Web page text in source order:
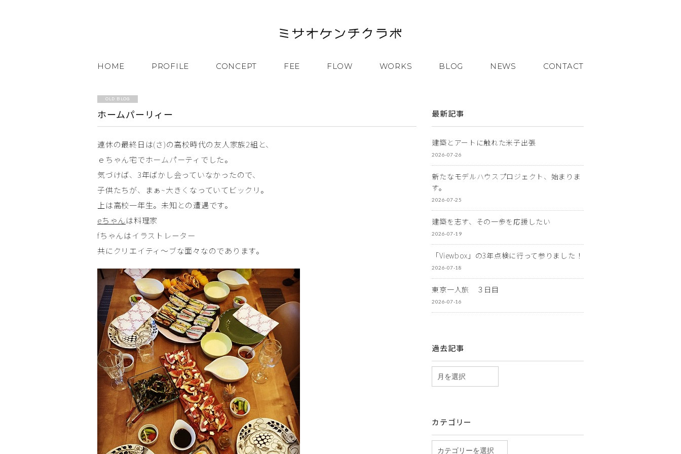
HOME PROFILE CONCEPT FEE FLOW WORKS BLOG NEWS CONTACT
OLD BLOG
ホームパーリィー
連休の最終日は(さ)の高校時代の友人家族2組と、
ｅちゃん宅でホームパーティでした。
気づけば、3年ばかし会っていなかったので、
子供たちが、まぁ~大きくなっていてビックリ。
上は高校一年生。未知との遭遇です。
eちゃんは料理家
fちゃんはイラストレ－ター
共にクリエイティ～ブな面々なのであります。
最新記事
建築とアートに触れた米子出張
2026-07-26
新たなモデルハウスプロジェクト、始まりま
す。
2026-07-25
建築を志す、その一歩を応援したい
2026-07-19
「Viewbox」の3年点検に行って参りました！
2026-07-18
東京一人旅 ３日目
2026-07-16
過去記事
カテゴリー